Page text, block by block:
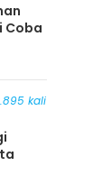
Coba
kali